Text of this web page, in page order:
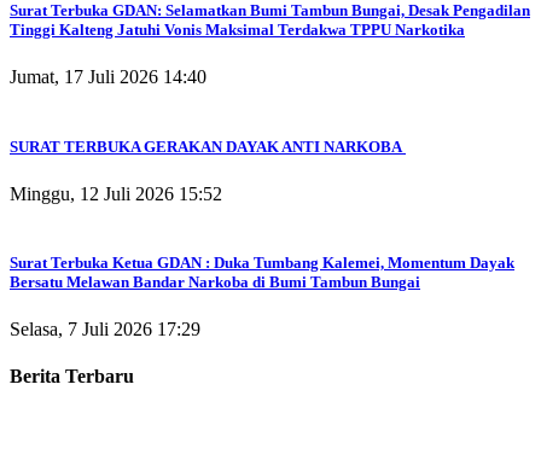
Surat Terbuka GDAN: Selamatkan Bumi Tambun Bungai, Desak Pengadilan
Tinggi Kalteng Jatuhi Vonis Maksimal Terdakwa TPPU Narkotika
Jumat, 17 Juli 2026 14:40
SURAT TERBUKA GERAKAN DAYAK ANTI NARKOBA
Minggu, 12 Juli 2026 15:52
Surat Terbuka Ketua GDAN : Duka Tumbang Kalemei, Momentum Dayak
Bersatu Melawan Bandar Narkoba di Bumi Tambun Bungai
Selasa, 7 Juli 2026 17:29
Berita Terbaru